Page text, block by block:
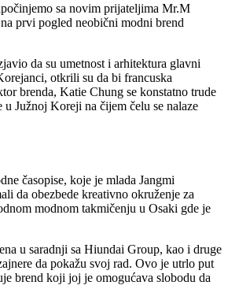
sa novim prijateljima Mr.M
prvi pogled neobični modni brend
da su umetnost i arhitektura glavni
otkrili su da bi francuska
brenda, Katie Chung se konstatno trude
Južnoj Koreji na čijem čelu se nalaze
časopise, koje je mlada Jangmi
da obezbede kreativno okruženje za
modnom takmičenju u Osaki gde je
u saradnji sa Hiundai Group, kao i druge
da pokažu svoj rad. Ovo je utrlo put
brend koji joj je omogućava slobodu da